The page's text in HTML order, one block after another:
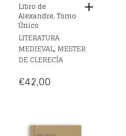
Libro de
Alexandre. Tomo
Único
LITERATURA
MEDIEVAL, MESTER
DE CLERECÍA
€42,00